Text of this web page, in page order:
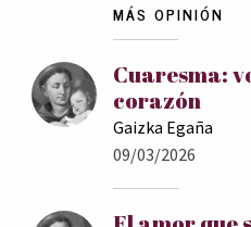
MÁS OPINIÓN
Cuaresma:
corazón
Gaizka Egaña
09/03/2026